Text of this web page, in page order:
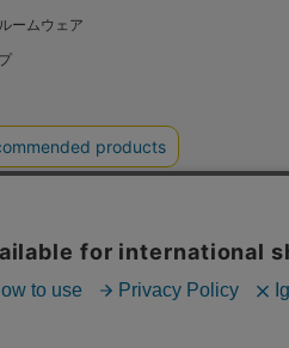
ームウェア
SHEL’TTER GREEN
RESERVED.